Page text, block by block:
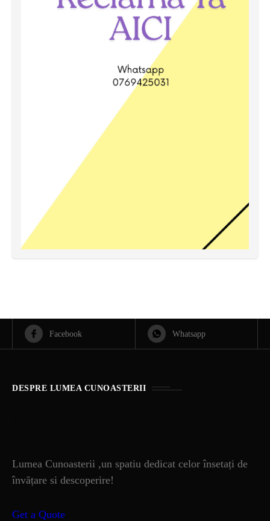
Facebook Whatsapp
DESPRE LUMEA CUNOASTERII
Lumea Cunoasterii ,un spatiu dedicat celor însetați de
învățare si descoperire!
Get a Quote